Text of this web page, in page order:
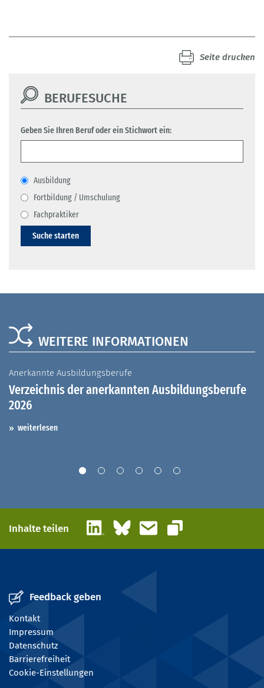
Seite drucken
BERUFESUCHE
Geben Sie Ihren Beruf oder ein Stichwort ein:
Ausbildung
Fortbildung / Umschulung
Fachpraktiker
Suche starten
WEITERE INFORMATIONEN
Anerkannte Ausbildungsberufe
Verzeichnis der anerkannten Ausbildungsberufe
2026
weiterlesen
Inhalte teilen LinkedInBlueskyE-Mail
Link kopieren
Feedback geben
Kontakt
Impressum
Datenschutz
Barrierefreiheit
Cookie-Einstellungen